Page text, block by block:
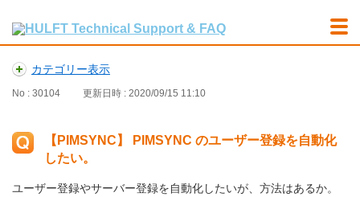
カテゴリー表示
No : 30104 更新日時 : 2020/09/15 11:10
【PIMSYNC】 PIMSYNC のユーザー登録を自動化
したい。
ユーザー登録やサーバー登録を自動化したいが、方法はあるか。